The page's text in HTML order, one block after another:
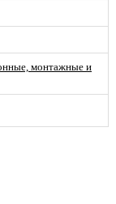
монтажные и